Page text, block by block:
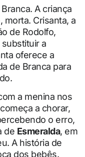
A criança
morta. Crisanta, a
de Rodolfo,
a
oferece a
de Branca para
a menina nos
a chorar,
o erro,
de Esmeralda, em
A história de
dos bebês.